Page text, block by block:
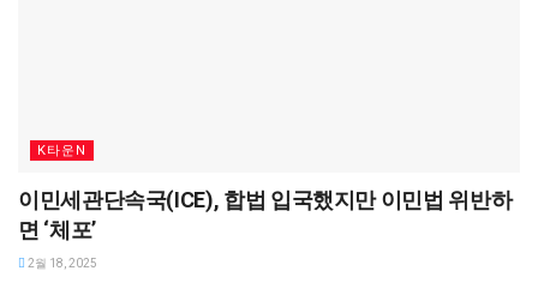
K타운N
이민세관단속국(ICE), 합법 입국했지만 이민법 위반하
면 ‘체포’
2월 18, 2025